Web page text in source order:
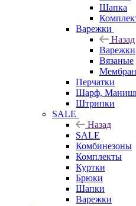
Шапка
Варежки
Назад
Варежки
Вязаные
Перчатки
Шарф,
Штрипки
SALE
Назад
SALE
Комбинезоны
Комплекты
Куртки
Брюки
Шапки
Варежки